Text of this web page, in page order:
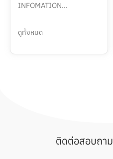
INFOMATION...
ดูทั้งหมด
ติดต่อสอบถา